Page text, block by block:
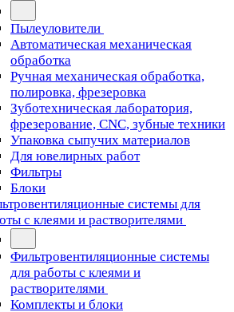
Пылеуловители
Автоматическая механическая
обработка
Ручная механическая обработка,
полировка, фрезеровка
Зуботехническая лаборатория,
фрезерование, CNC, зубные техники
Упаковка сыпучих материалов
Для ювелирных работ
Фильтры
Блоки
системы для
с клеями и растворителями
Фильтровентиляционные системы
для работы с клеями и
растворителями
Комплекты и блоки